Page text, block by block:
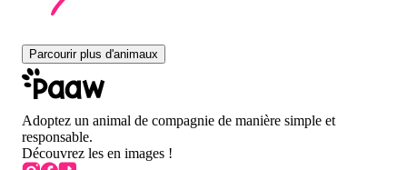
Parcourir plus d'animaux
Adoptez un animal de compagnie de manière simple et
responsable.
Découvrez les en images !